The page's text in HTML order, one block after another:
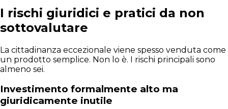
I rischi giuridici e pratici da non
sottovalutare
La cittadinanza eccezionale viene spesso venduta come
un prodotto semplice. Non lo è. I rischi principali sono
almeno sei.
Investimento formalmente alto ma
giuridicamente inutile